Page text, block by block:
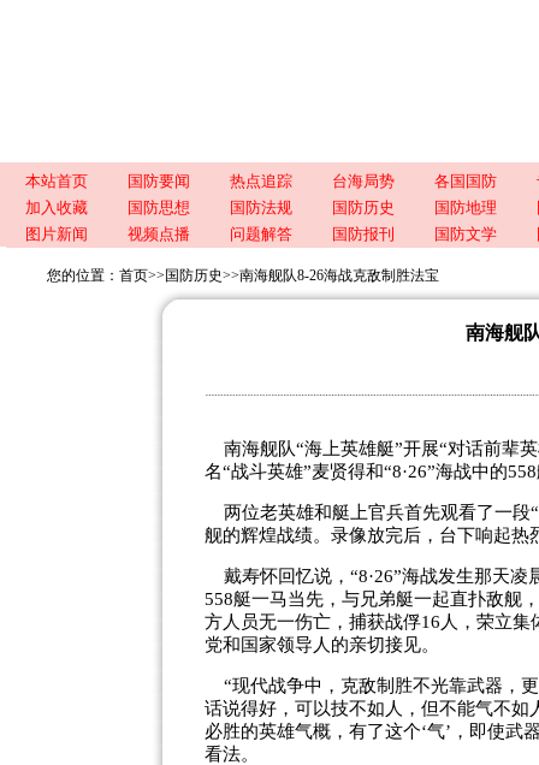
本站首页 国防要闻 热点追踪 台海局势 各国国防
加入收藏
国防思想 国防法规 国防历史 国防地理
图片新闻
视频点播 问题解答 国防报刊 国防文学
您的位置： 首页>> 国防历史>>南海舰队8-26海战克敌制胜法宝
南海舰
南海舰队“海上英雄艇”开展“对话前辈
名“战斗英雄”麦贤得和“8·26”海战中的
两位老英雄和艇上官兵首先观看了一段
舰的辉煌战绩。录像放完后，台下响起
戴寿怀回忆说，“8·26”海战发生那天凌
558艇一马当先，与兄弟艇一起直扑敌舰
方人员无一伤亡，捕获战俘16人，荣立
党和国家领导人的亲切接见。
“现代战争中，克敌制胜不光靠武器，
话说得好，可以技不如人，但不能气不
必胜的英雄气概，有了这个‘气’，即使武
看法。